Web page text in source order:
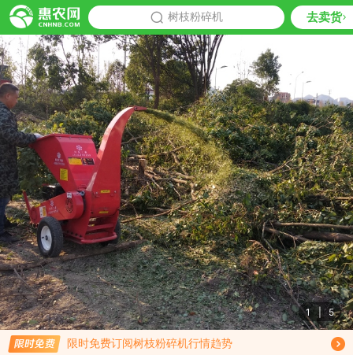
树枝粉碎机 去卖货
1 | 5
限时免费订阅树枝粉碎机行情趋势